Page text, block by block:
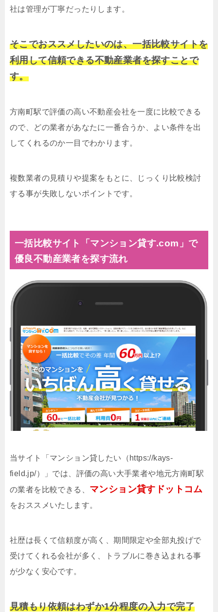
社は管理が丁寧だったりします。
そこでおススメしたいのは、一括比較サイトを
利用して信頼できる不動産業者を探すことで
す。
方南町駅で評価の高い不動産会社を一度に比較できる
ので、どの業者があなたに一番合うか、よい条件を出
してくれるのか一目でわかります。
複数業者の見積りや提案をもとに、じっくり比較検討
する事が失敗しないポイントです。
一括比較サイト「マンション貸す.com」で
優良不動産業者を探す流れ
当サイト「マンション貸したい（https://kays-
field.jp/）」では、評価の高い大手業者や地元方南町駅
の業者を比較できる、 マンション貸すドットコム
をおススメいたします。
社歴は長くて信頼度が高く、期間限定や全部丸投げで
受けてくれる会社が多く、トラブルに巻き込まれる事
が少なく安心です。
見積もり依頼はわずか1分程度の入力で完了